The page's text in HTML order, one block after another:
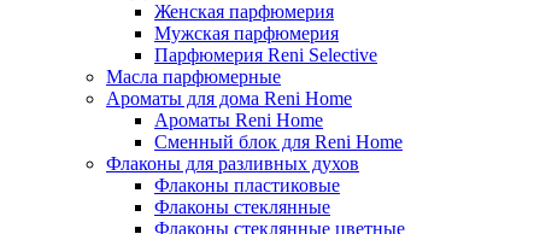
Женская парфюмерия
Мужская парфюмерия
Парфюмерия Reni Selective
Масла парфюмерные
Ароматы для дома Reni Home
Ароматы Reni Home
Сменный блок для Reni Home
Флаконы для разливных духов
Флаконы пластиковые
Флаконы стеклянные
Флаконы стеклянные цветные